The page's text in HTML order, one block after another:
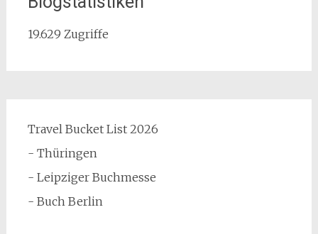
19.629 Zugriffe
Travel Bucket List 2026
- Thüringen
- Leipziger Buchmesse
- Buch Berlin